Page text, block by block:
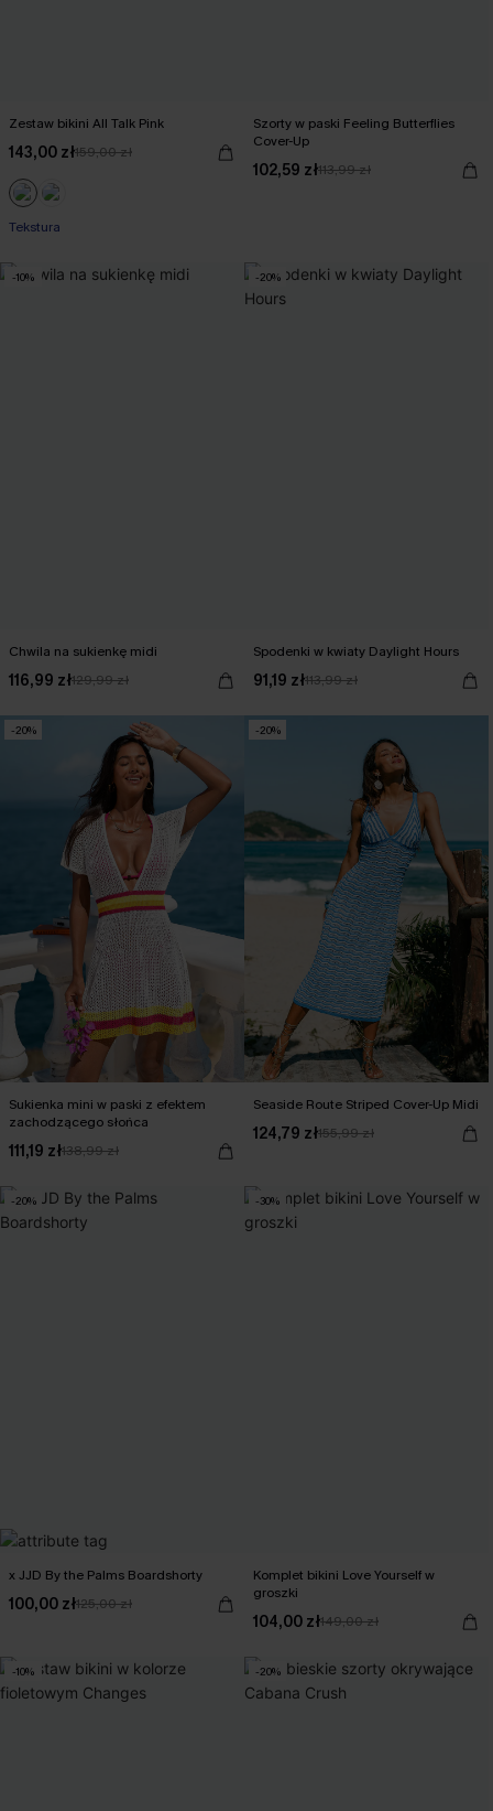
Zestaw bikini All Talk Pink
143,00 zł159,00 zł
Tekstura
Szorty w paski Feeling Butterflies
Cover-Up
102,59 zł113,99 zł
-10%
Chwila na sukienkę midi
116,99 zł129,99 zł
-20%
Spodenki w kwiaty Daylight Hours
91,19 zł113,99 zł
-20%
Sukienka mini w paski z efektem
zachodzącego słońca
111,19 zł138,99 zł
-20%
Seaside Route Striped Cover-Up Midi
124,79 zł155,99 zł
-20%
x JJD By the Palms Boardshorty
100,00 zł125,00 zł
-30%
Komplet bikini Love Yourself w
groszki
104,00 zł149,00 zł
-10% -20%